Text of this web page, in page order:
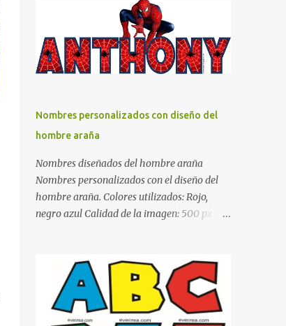
de un lugar propio que utilizamos todos los
días y por ende debemos tratar de que éste
sea un lugar muy agradable y cómodo y
también para nuestra vista. Te mostramos
algunas sugerencias que pueden brindar la
dormitorio. El color naranja es una buena
opción para recibir esa luz y felicidad que
todo ser humano necesita. El color blanco es
ideal para lograr el relax total, es un color
que va con todo y además es color bastante
limpio que te dará esa sensación de calidez.
Los colores terra son excelentes para usar en
color muy relajante y por lo tanto entra en
la lista de colo...
Nombres personalizados con diseño del
hombre araña
Nombres diseñados del hombre araña
Nombres personalizados con el diseño del
hombre araña. Colores utilizados: Rojo,
negro azul Calidad de la imagen: 500 px Si
comentario y con gusto lo diseñamos.
Nombres con diseños Spiderman Sonic bella
Cartel de feliz cumpleaños de héroes en
pijamas Ideas para decorar el dormitorio